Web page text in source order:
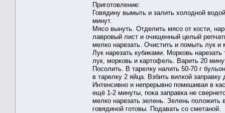
Приготовление:
Говядину вымыть и залить холодной
минут.
Мясо вынуть. Отделить мясо от кости,
лавровый лист и очищенный целый
мелко нарезать. Очистить и помыть лук и
Лук нарезать кубиками. Морковь
лук, морковь и картофель. Варить 20
Посолить. В тарелку налить 50-70 г
в тарелку 2 яйца. Взбить вилкой заправку
Интенсивно и непрерывно помешивая в
ещё 1-2 минуты, пока заправка не
мелко нарезать зелень. Зелень
говядиной готовы. Подавать со сметаной.